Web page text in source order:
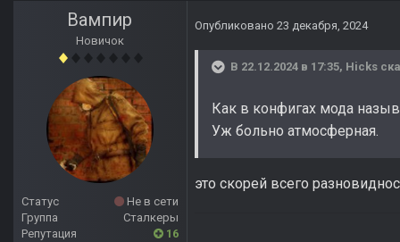
Вампир
Новичок
Статус
Не в сети
Группа
Сталкеры
Репутация
16
Опубликовано 23 декабря, 2024
В 22.12.2024 в 17:35, Hicks
Как в конфигах мода
Уж больно атмосферная.
это скорей всего